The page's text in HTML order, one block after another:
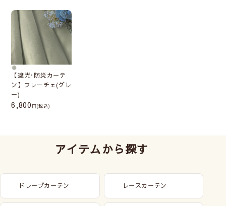
【遮光･防炎カーテ
ン】フレーチェ(グレ
ー)
6,800 (税込)
アイテムから探す
ドレープカーテン レースカーテン